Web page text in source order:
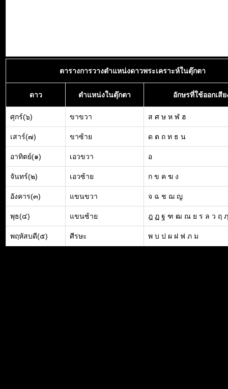
ตารางการวางตำแหน่งดาวพระเคราะห์ในตุ๊กตา
ดาว ตำแหน่งในตุ๊กตา อักษรที่ใช้ออกเสีย
ศุกร์(๖) ขาขวา ส ศ ษ ห ฬ ฮ
เสาร์(๗) ขาซ้าย ด ต ถ ท ธ น
อาทิตย์(๑) เอวขวา อ
จันทร์(๒) เอวซ้าย ก ข ค ฆ ง
อังคาร(๓) แขนขวา จ ฉ ช ฌ ญ
พุธ(๔) แขนซ้าย ฎ ฏ ฐ ฑ ฒ ณ ย ร ล ว ฤ ฦ
พฤหัสบดี(๕) ศีรษะ พ บ ป ผ ฝ ฟ ภ ม